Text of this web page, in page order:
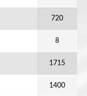
720
8
1715
1400